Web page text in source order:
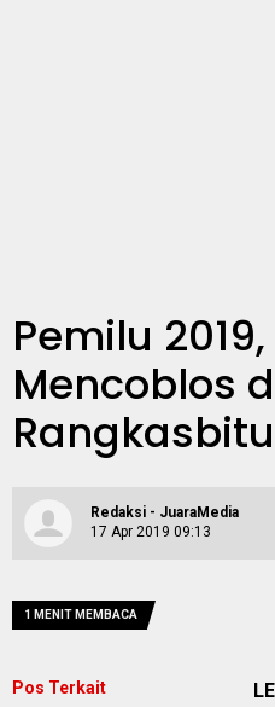
Pemilu
Mencoblos
Redaksi - JuaraMedia
17 Apr 2019 09:13
1 MENIT MEMBACA
Pos Terkait